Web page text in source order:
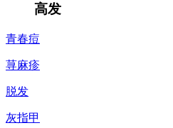
高发
青春痘
荨麻疹
脱发
灰指甲